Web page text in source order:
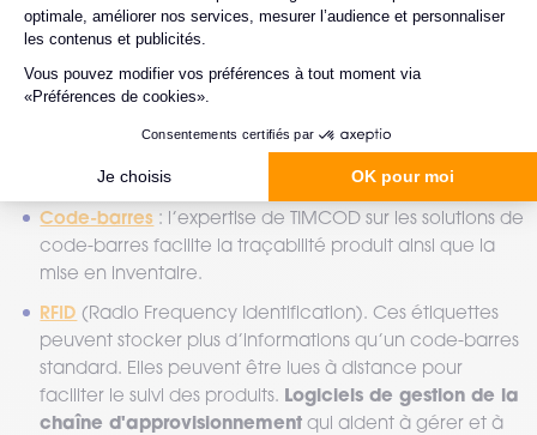
TIMCOD apporte des solutions liées à la traçabilité
logistique dans ces secteurs pointilleux :
Code-barres : l’expertise de TIMCOD sur les solutions de
code-barres facilite la traçabilité produit ainsi que la
mise en inventaire.
RFID (Radio Frequency Identification). Ces étiquettes
peuvent stocker plus d’informations qu’un code-barres
standard. Elles peuvent être lues à distance pour
faciliter le suivi des produits. Logiciels de gestion de la
chaîne d'approvisionnement qui aident à gérer et à